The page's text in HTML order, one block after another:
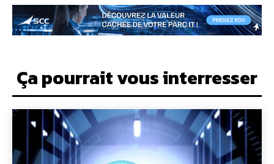
Ça pourrait vous interresser